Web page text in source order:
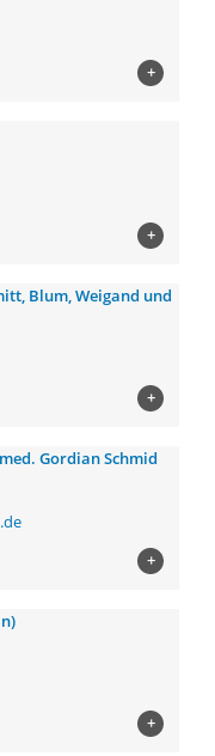
+
+
Blum, Weigand und
+
Gordian Schmid
+
+